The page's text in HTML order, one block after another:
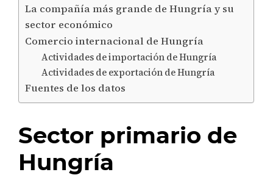
La compañía más grande de Hungría y su
sector económico
Comercio internacional de Hungría
Actividades de importación de Hungría
Actividades de exportación de Hungría
Fuentes de los datos
Sector primario de
Hungría